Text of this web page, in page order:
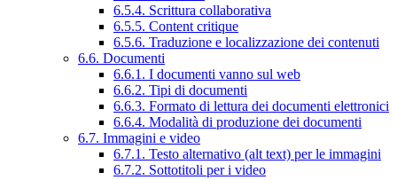
6.5.4. Scrittura collaborativa
6.5.5. Content critique
6.5.6. Traduzione e localizzazione dei contenuti
6.6. Documenti
6.6.1. I documenti vanno sul web
6.6.2. Tipi di documenti
6.6.3. Formato di lettura dei documenti elettronici
6.6.4. Modalità di produzione dei documenti
6.7. Immagini e video
6.7.1. Testo alternativo (alt text) per le immagini
6.7.2. Sottotitoli per i video